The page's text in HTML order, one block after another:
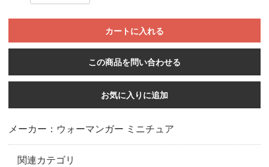
カートに入れる
この商品を問い合わせる
お気に入りに追加
メーカー：ウォーマンガー ミニチュア
関連カテゴリ